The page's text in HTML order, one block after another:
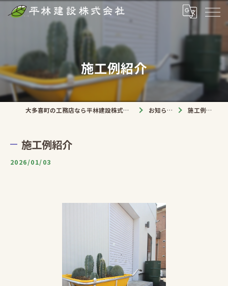
施工例紹介
大多喜町の工務店なら平林建設株式会社 お知らせ 施工例紹介
施工例紹介
2026/01/03